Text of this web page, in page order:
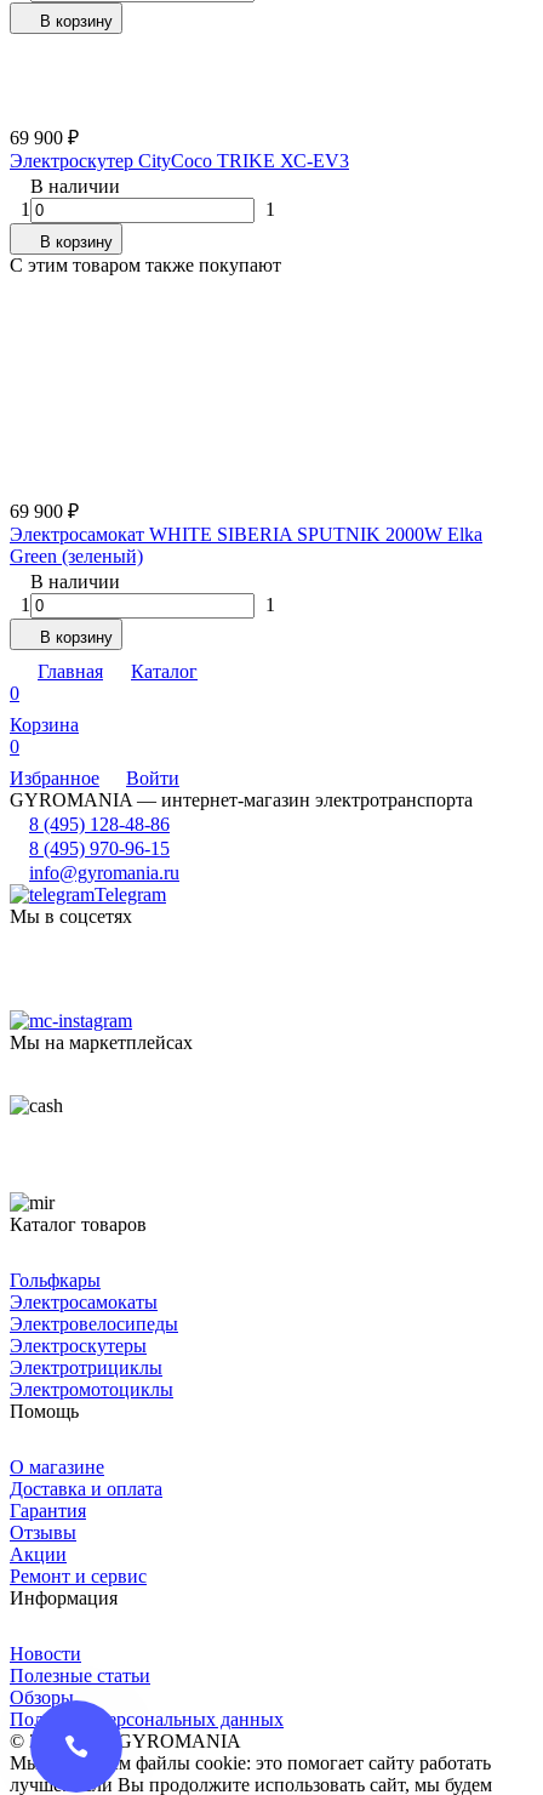
В корзину
69 900 ₽
Электроскутер CityCoco TRIKE ХС-EV3
В наличии
1
1
В корзину
C этим товаром также покупают
69 900 ₽
Электросамокат WHITE SIBERIA SPUTNIK 2000W Elka
Green (зеленый)
В наличии
1
1
В корзину
Главная
Каталог
0
Корзина
0
Избранное
Войти
GYROMANIA — интернет-магазин электротранспорта
8 (495) 128-48-86
8 (495) 970-96-15
info@gyromania.ru
Telegram
Мы в соцсетях
Мы на маркетплейсах
Каталог товаров
Гольфкары
Электросамокаты
Электровелосипеды
Электроскутеры
Электротрициклы
Электромотоциклы
Помощь
О магазине
Доставка и оплата
Гарантия
Отзывы
Акции
Ремонт и сервис
Информация
Новости
Полезные статьи
Обзоры
Политика персональных данных
© 2016-2026 GYROMANIA
Мы сохраняем файлы cookie: это помогает сайту работать
лучше. Если Вы продолжите использовать сайт, мы будем